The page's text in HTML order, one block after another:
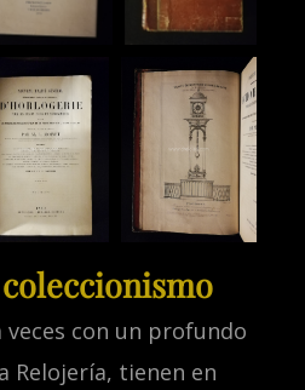
veces con un profundo
Relojería, tienen en